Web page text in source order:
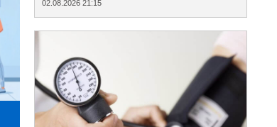
02.08.2026 21:15